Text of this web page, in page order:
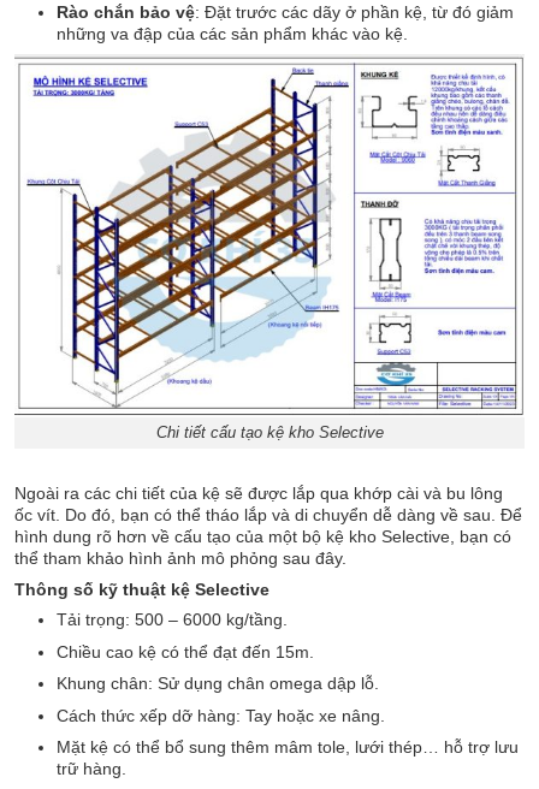
Rào chắn bảo vệ: Đặt trước các dãy ở phần kệ, từ đó giảm
những va đập của các sản phẩm khác vào kệ.
Chi tiết cấu tạo kệ kho Selective
Ngoài ra các chi tiết của kệ sẽ được lắp qua khớp cài và bu lông
ốc vít. Do đó, bạn có thể tháo lắp và di chuyển dễ dàng về sau. Để
hình dung rõ hơn về cấu tạo của một bộ kệ kho Selective, bạn có
thể tham khảo hình ảnh mô phỏng sau đây.
Thông số kỹ thuật kệ Selective
Tải trọng: 500 – 6000 kg/tầng.
Chiều cao kệ có thể đạt đến 15m.
Khung chân: Sử dụng chân omega dập lỗ.
Cách thức xếp dỡ hàng: Tay hoặc xe nâng.
Mặt kệ có thể bổ sung thêm mâm tole, lưới thép… hỗ trợ lưu
trữ hàng.